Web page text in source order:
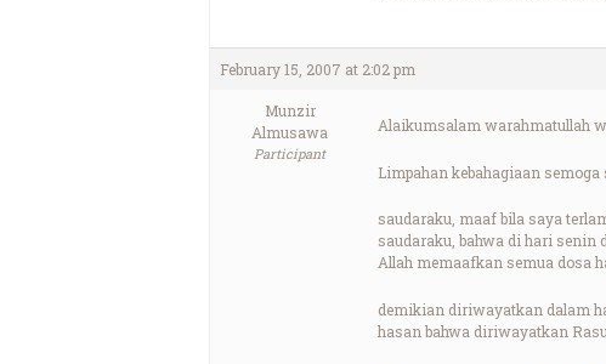
February 15, 2007 at 2:02 pm
Munzir
Almusawa
Participant
Alaikumsalam warahmatullah
Limpahan kebahagiaan
saudaraku, maaf bila saya
saudaraku, bahwa di hari senin
Allah memaafkan semua dosa
demikian diriwayatkan dalam
hasan bahwa diriwayatkan